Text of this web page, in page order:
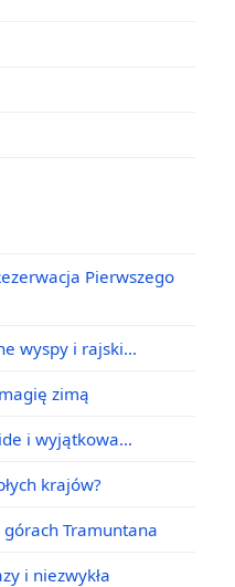
Pierwszego
wyspy i rajski…
zimą
i wyjątkowa…
krajów?
Tramuntana
i niezwykła